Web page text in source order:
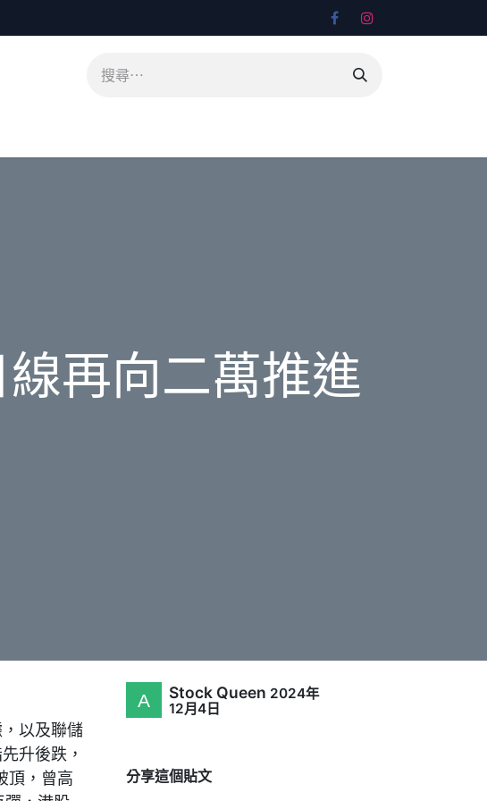
線再向二萬推進
以及聯儲
升後跌，
頂，曾高
Stock Queen 2024年
12月4日
分享這個貼文